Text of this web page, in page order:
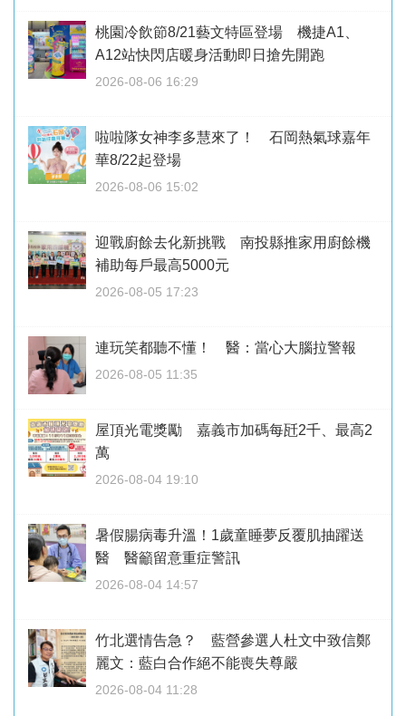
桃園冷飲節8/21藝文特區登場 機捷A1、
A12站快閃店暖身活動即日搶先開跑
2026-08-06 16:29
啦啦隊女神李多慧來了！ 石岡熱氣球嘉年
華8/22起登場
2026-08-06 15:02
迎戰廚餘去化新挑戰 南投縣推家用廚餘機
補助每戶最高5000元
2026-08-05 17:23
連玩笑都聽不懂！ 醫：當心大腦拉警報
2026-08-05 11:35
屋頂光電獎勵 嘉義市加碼每瓩2千、最高2
萬
2026-08-04 19:10
暑假腸病毒升溫！1歲童睡夢反覆肌抽躍送
醫 醫籲留意重症警訊
2026-08-04 14:57
竹北選情告急？ 藍營參選人杜文中致信鄭
麗文：藍白合作絕不能喪失尊嚴
2026-08-04 11:28